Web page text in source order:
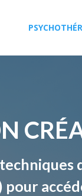
pour